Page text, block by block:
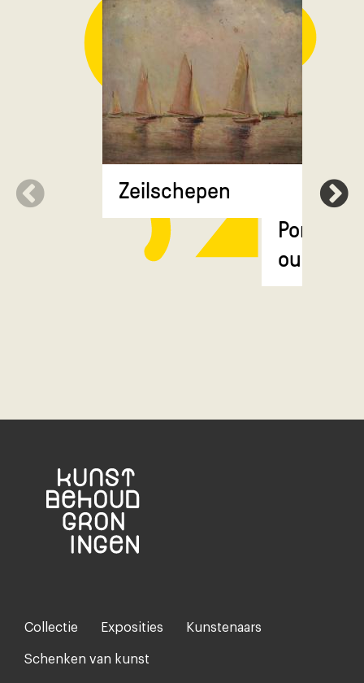
Zeilschepen
Portret
oudere
Footer-
menu
Collectie Exposities Kunstenaars
Schenken van kunst